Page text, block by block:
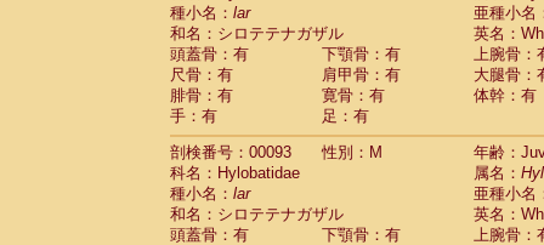
Hominidae
(0)
HominidaePan troglodytes
Hominidae Gorilla gorilla beringei(0)
Hominidae Gorilla gorilla gorilla(0)
Primates misc.(0)
Scandentia Dendrogale melanura
Scandentia Ptilocercus lowii
Scandentia
Scandentia
ScandentiaTupaia minor
種小名： lar
亜種小名
和名：シロテテナガザル
英名：
頭蓋骨：有
下顎骨：有
上腕骨：
尺骨：有
肩甲骨：有
大腿骨：
腓骨：有
寛骨：有
体幹：有
手：有
足：有
剖検番号：00093
性別：M
年齢：
科名：Hylobatidae
属名：
種小名： lar
亜種小名
和名：シロテテナガザル
英名：
頭蓋骨：有
下顎骨：有
上腕骨：